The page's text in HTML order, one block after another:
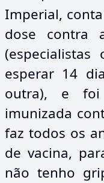
Imperial,
dose contra
esperar 14
outra), e
imunizada
faz todos os
de vacina,
não tenho